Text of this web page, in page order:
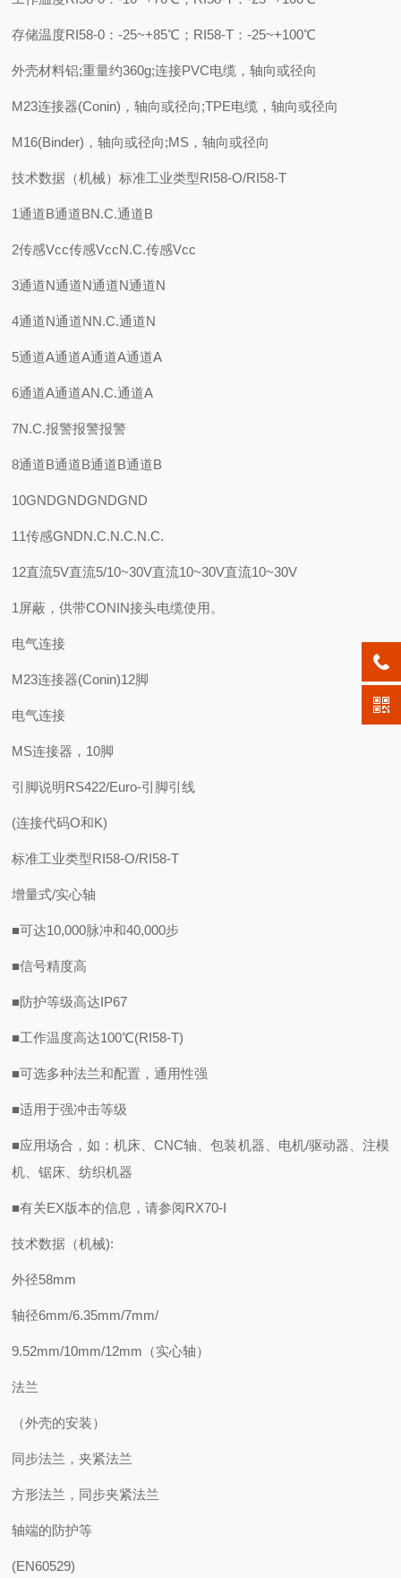
存储温度RI58-0：-25~+85℃；RI58-T：-25~+100℃
外壳材料铝;重量约360g;连接PVC电缆，轴向或径向
M23连接器(Conin)，轴向或径向;TPE电缆，轴向或径向
M16(Binder)，轴向或径向;MS，轴向或径向
技术数据（机械）标准工业类型RI58-O/RI58-T
1通道B通道BN.C.通道B
2传感Vcc传感VccN.C.传感Vcc
3通道N通道N通道N通道N
4通道N通道NN.C.通道N
5通道A通道A通道A通道A
6通道A通道AN.C.通道A
7N.C.报警报警报警
8通道B通道B通道B通道B
10GNDGNDGNDGND
11传感GNDN.C.N.C.N.C.
12直流5V直流5/10~30V直流10~30V直流10~30V
1屏蔽，供带CONIN接头电缆使用。
电气连接
M23连接器(Conin)12脚
电气连接
MS连接器，10脚
引脚说明RS422/Euro-引脚引线
(连接代码O和K)
标准工业类型RI58-O/RI58-T
增量式/实心轴
■可达10,000脉冲和40,000步
■信号精度高
■防护等级高达IP67
■工作温度高达100℃(RI58-T)
■可选多种法兰和配置，通用性强
■适用于强冲击等级
■应用场合，如：机床、CNC轴、包装机器、电机/驱动器、注模
机、锯床、纺织机器
■有关EX版本的信息，请参阅RX70-I
技术数据（机械):
外径58mm
轴径6mm/6.35mm/7mm/
9.52mm/10mm/12mm（实心轴）
法兰
（外壳的安装）
同步法兰，夹紧法兰
方形法兰，同步夹紧法兰
轴端的防护等
(EN60529)